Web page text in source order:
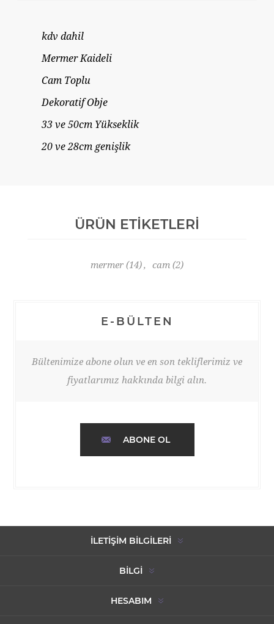
kdv dahil
Mermer Kaideli
Cam Toplu
Dekoratif Obje
33 ve 50cm Yükseklik
20 ve 28cm genişlik
ÜRÜN ETIKETLERI
mermer (14), cam (2)
E-BÜLTEN
Bültenimize abone olun ve en son tekliflerimiz ve
fiyatlarımız hakkında bilgi alın.
ABONE OL
İLETIŞIM BILGILERI
BILGI
HESABIM